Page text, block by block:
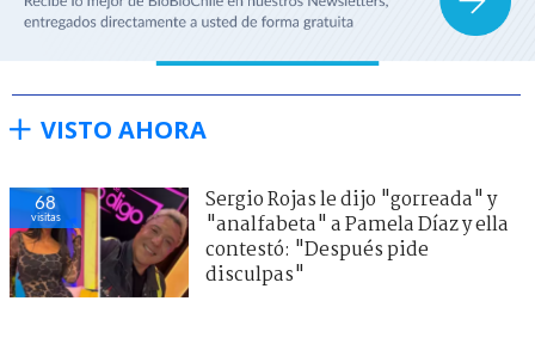
VISTO AHORA
68
visitas
Sergio Rojas le dijo "gorreada" y
"analfabeta" a Pamela Díaz y ella
contestó: "Después pide
disculpas"